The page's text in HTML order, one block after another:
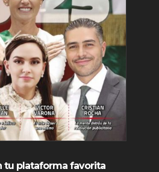
tu plataforma favorita